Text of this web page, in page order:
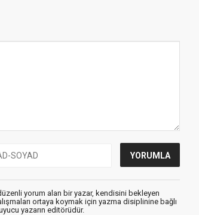
yorum alan bir yazar, kendisini bekleyen
ortaya koymak için yazma disiplinine bağlı
yazarın editörüdür.